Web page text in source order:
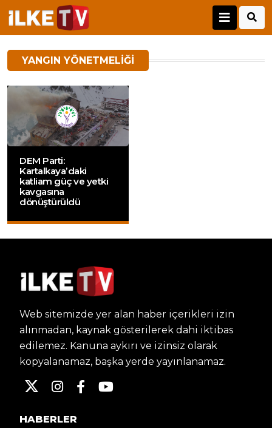
YANGIN YÖNETMELIĞI
DEM Parti:
Kartalkaya’daki
katliam güç ve yetki
kavgasına
dönüştürüldü
Web sitemizde yer alan haber içerikleri izin
alınmadan, kaynak gösterilerek dahi iktibas
edilemez. Kanuna aykırı ve izinsiz olarak
kopyalanamaz, başka yerde yayınlanamaz.
HABERLER